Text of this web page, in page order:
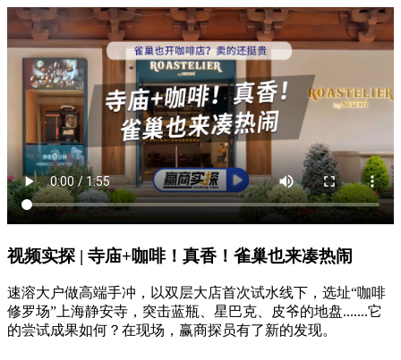
视频实探 | 寺庙+咖啡！真香！雀巢也来凑热闹
速溶大户做高端手冲，以双层大店首次试水线下，选址“咖啡
修罗场”上海静安寺，突击蓝瓶、星巴克、皮爷的地盘.......它
的尝试成果如何？在现场，赢商探员有了新的发现。